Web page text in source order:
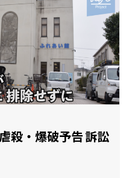
殺・爆破予告 訴訟